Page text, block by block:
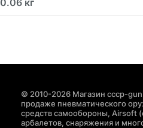
© 2010-2026 Магазин cccp-
продаже пневматического
средств самообороны, Airsoft
арбалетов, снаряжения и